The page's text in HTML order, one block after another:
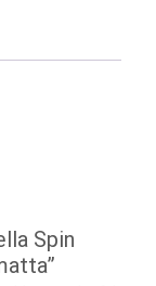
Spin